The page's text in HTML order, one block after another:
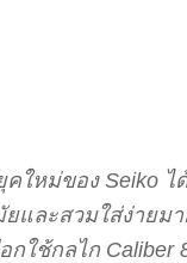
ใหม่ของ Seiko ไ
ละสวมใส่ง่ายมา
ใช้กลไก Caliber